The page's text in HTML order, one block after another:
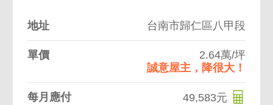
地址 台南市歸仁區八甲段
單價
2.64萬/坪
誠意屋主，降很大！
每月應付 49,583元